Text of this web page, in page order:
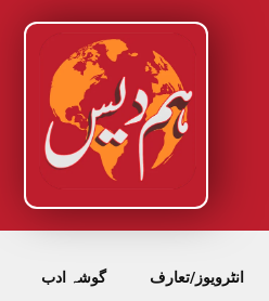
انٹرویوز/تعارف گوشہ ادب